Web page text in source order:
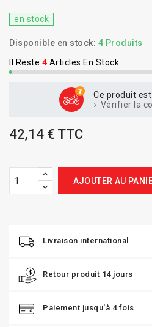
en stock
Disponible en stock: 4 Produits
Il Reste 4 Articles En Stock
Ce produit
Vérifier la
42,14 € TTC
AJOUTER AU
Livraison international
Retour produit 14 jours
Paiement jusqu'à 4 fois